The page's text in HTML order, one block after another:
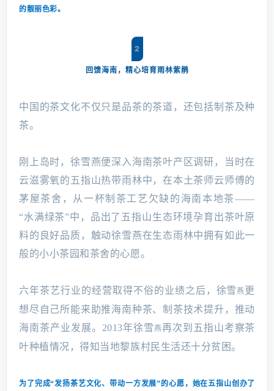
的靓丽色彩。
2
回馈海南，精心培育雨林紫鹃
中国的茶文化不仅只是品茶的茶道，还包括制茶及种
茶。
刚上岛时，徐雪燕便深入海南茶叶产区调研，当时在
云滋雾氧的五指山热带雨林中，在本土茶师云师傅的
茅屋茶舍，从一杯制茶工艺欠缺的海南本地茶——
“水满绿茶”中，品出了五指山生态环境孕育出茶叶原
料的良好品质，触动徐雪燕在生态雨林中拥有如此一
般的小小茶园和茶舍的心愿。
六年茶艺行业的经营取得不俗的业绩之后，徐雪燕 更
想尽自己所能来助推海南种茶、制茶技术提升，推动
海南茶产业发展。2013年徐雪 燕再次到五指山考察茶
叶种植情况，得知当地黎族村民生活还十分贫困。
为了完成“发扬茶艺文化、带动一方发展”的心愿，她在五指山创办了